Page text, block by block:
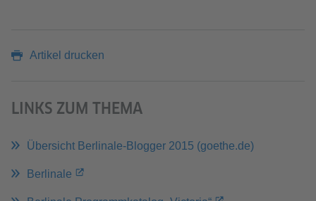
Artikel drucken
LINKS ZUM THEMA
Übersicht Berlinale-Blogger 2015 (goethe.de)
Berlinale